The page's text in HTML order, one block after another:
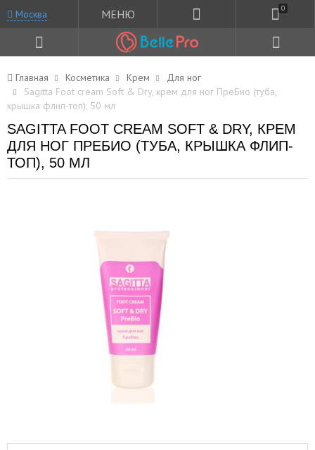
Москва МЕНЮ 0
Главная Косметика Крем
Для ног
Sagitta Foot cream Soft & Dry, крем для ног ПреБио (туба,
крышка флип-топ), 50 мл
SAGITTA FOOT CREAM SOFT & DRY, КРЕМ
ДЛЯ НОГ ПРЕБИО (ТУБА, КРЫШКА ФЛИП-
ТОП), 50 МЛ